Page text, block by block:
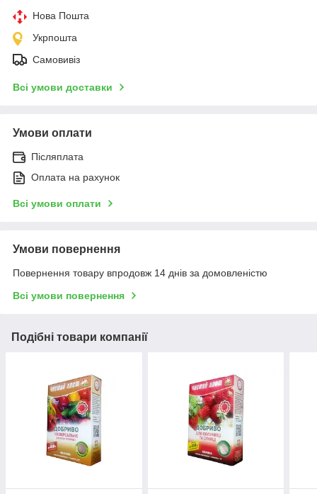
Нова Пошта
Укрпошта
Самовивіз
Всі умови доставки
Умови оплати
Післяплата
Оплата на рахунок
Всі умови оплати
Умови повернення
Повернення товару впродовж 14 днів за домовленістю
Всі умови повернення
Подібні товари компанії